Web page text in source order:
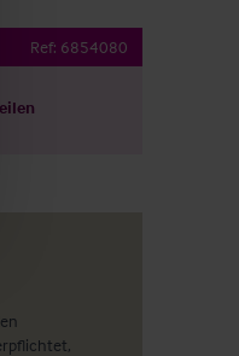
Ref: 6854080